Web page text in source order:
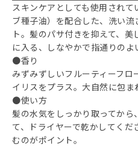
スキンケアとしても使用され
ブ種子油）を配合した、洗い
ト。髪のパサ付きを抑えて、
に入る、しなやかで指通りのよ
●香り
みずみずしいフルーティーフ
イリスをプラス。大自然に包ま
●使い方
髪の水気をしっかり取ってか
て、ドライヤーで乾かしてく
むのがポイント。